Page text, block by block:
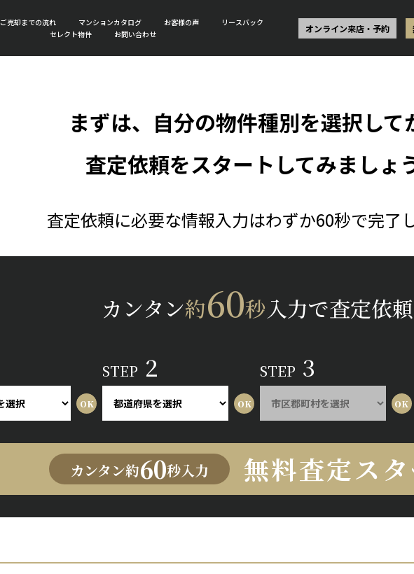
ご売却までの流れ マンションカタログ お客様の声
リースバック
セレクト物件
お問い合わせ オンライン来店・予約
まずは、自分の物件種別を選択して
査定依頼をスタートしてみましょ
査定依頼に必要な情報入力はわずか60秒で完了
カンタン約60秒入力で査定依頼
STEP 2 STEP 3
カンタン約60秒入力 無料査定ス